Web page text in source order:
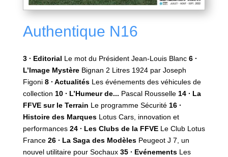
Authentique N16
3 ∙ Editorial Le mot du Président Jean-Louis Blanc6 ∙
L’Image MystèreBignan 2 Litres 1924 par Joseph
Figoni 8 ∙ ActualitésLes événements des véhicules de
collection 10 ∙ L’Humeur de... Pascal Rousselle 14 ∙ La
FFVE sur le Terrain Le programme Sécurité 16 ∙
Histoire des MarquesLotus Cars, innovation et
performances 24 ∙ Les Clubs de la FFVELe Club Lotus
France 26 ∙ La Saga des ModèlesPeugeot J 7, un
nouvel utilitaire pour Sochaux 35 ∙ EvénementsLes